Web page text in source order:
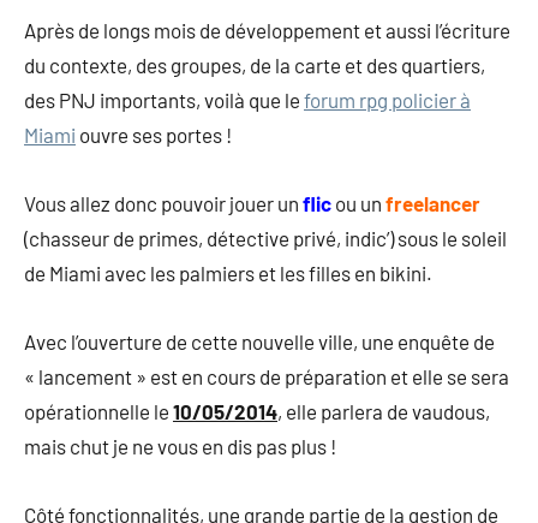
2014
Après de longs mois de développement et aussi l’écriture
du contexte, des groupes, de la carte et des quartiers,
des PNJ importants, voilà que le forum rpg policier à
Miami ouvre ses portes !
Vous allez donc pouvoir jouer un flic ou un freelancer
(chasseur de primes, détective privé, indic’) sous le soleil
de Miami avec les palmiers et les filles en bikini.
Avec l’ouverture de cette nouvelle ville, une enquête de
« lancement » est en cours de préparation et elle se sera
opérationnelle le 10/05/2014, elle parlera de vaudous,
mais chut je ne vous en dis pas plus !
Côté fonctionnalités, une grande partie de la gestion de